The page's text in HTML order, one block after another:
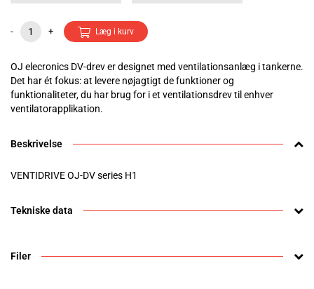
- + Læg i kurv
OJ elecronics DV-drev er designet med ventilationsanlæg i tankerne.
Det har ét fokus: at levere nøjagtigt de funktioner og
funktionaliteter, du har brug for i et ventilationsdrev til enhver
ventilatorapplikation.
Beskrivelse
VENTIDRIVE OJ-DV series H1
Tekniske data
Filer